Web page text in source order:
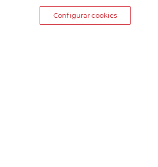
Configurar cookies